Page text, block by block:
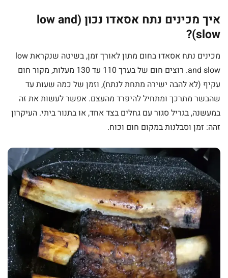
איך מכינים נתח אסאדו נכון (low and
slow)?
מכינים נתח אסאדו בחום מתון לאורך זמן, בשיטה שנקראת low
and slow. רוצים חום של בערך 110 עד 130 מעלות, מקור חום
עקיף (לא להבה ישירה מתחת לנתח), וזמן של כמה שעות עד
שהבשר מתרכך ומתחיל להיפרד מהעצם. אפשר לעשות את זה
במעשנה, בגריל סגור עם גחלים בצד אחד, או בתנור ביתי. העיקרון
זהה: זמן וסבלנות במקום חום וכוח.